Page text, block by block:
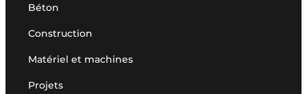
Béton
Construction
Matériel et machines
Projets